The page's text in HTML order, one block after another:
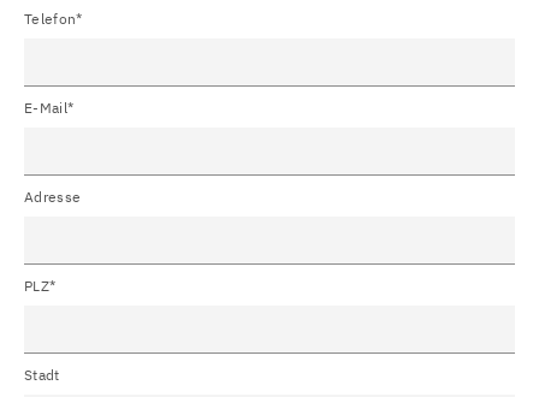
Telefon*
E-Mail*
Adresse
PLZ*
Stadt